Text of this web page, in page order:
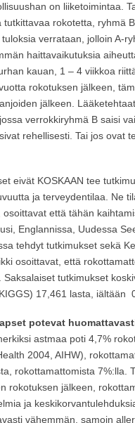
on liiketoimintaa.
rokotetta, ryhmä
verrataan, jolloin A-
haittavaikutuksia
kauan, 1 – 4 viikkoa
rokotuksen jälkeen,
jälkeen.
verrokkiryhmä B saisi
rehellisesti. Tai jos ovat
eivät KOSKAAN tee
ja terveydentilaa. Ne
että tähän
Englannissa, Uudessa
tehdyt tutkimukset sekä
osoittavat, että
tutkimukset
17,461 lasta, iältään
potevat
astmaa poti 4,7%
2004, AIHW),
rokottamattomista 7%:lla.
rokotuksen jälkeen,
ja
vähemmän, samoin